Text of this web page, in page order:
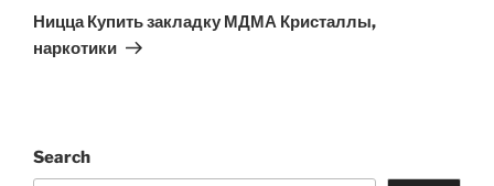
Post
Ницца Купить закладку МДМА Кристаллы,
наркотики
Search